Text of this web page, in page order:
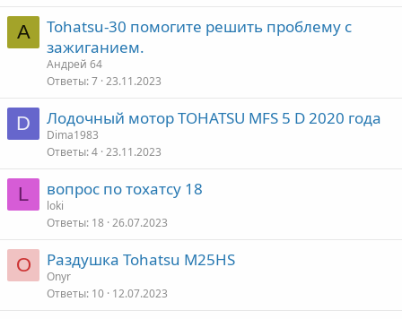
А
Tohatsu-30 помогите решить проблему с
зажиганием.
Андрей 64
Ответы 7 23.11.2023
D Лодочный мотор TOHATSU MFS 5 D 2020 года
Dima1983
Ответы 4 23.11.2023
L вопрос по тохатсу 18
loki
Ответы 18 26.07.2023
O Раздушка Tohatsu M25HS
Onyr
Ответы 10 12.07.2023